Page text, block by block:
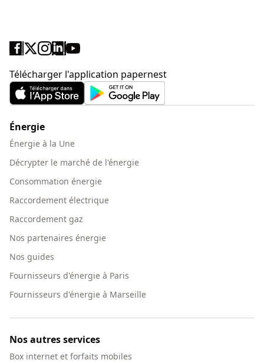
Télécharger l'application papernest
Énergie
Énergie à la Une
Décrypter le marché de l'énergie
Consommation énergie
Raccordement électrique
Raccordement gaz
Nos partenaires énergie
Nos guides
Fournisseurs d'énergie à Paris
Fournisseurs d'énergie à Marseille
Nos autres services
Box internet et forfaits mobiles